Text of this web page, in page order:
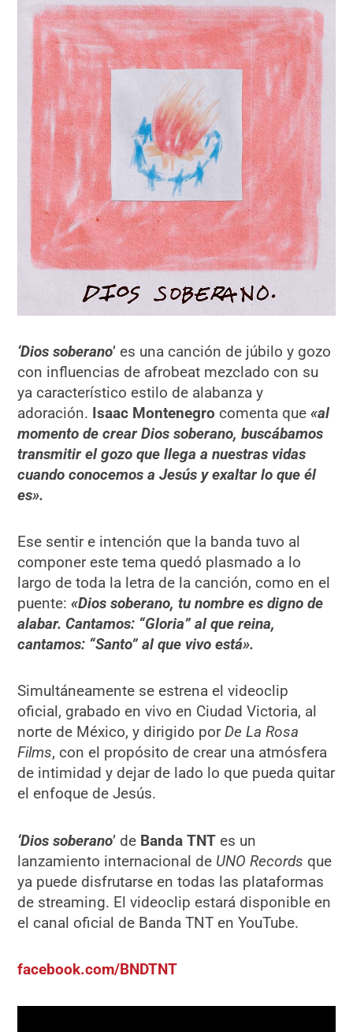
‘Dios soberano’ es una canción de júbilo y gozo
con influencias de afrobeat mezclado con su
ya característico estilo de alabanza y
adoración. Isaac Montenegro comenta que«al
momento de crear Dios soberano, buscábamos
transmitir el gozo que llega a nuestras vidas
cuando conocemos a Jesús y exaltar lo que él
es».
Ese sentir e intención que la banda tuvo al
componer este tema quedó plasmado a lo
largo de toda la letra de la canción, como en el
puente:«Dios soberano, tu nombre es digno de
alabar. Cantamos: “Gloria” al que reina,
cantamos: “Santo” al que vivo está».
Simultáneamente se estrena el videoclip
oficial, grabado en vivo en Ciudad Victoria, al
norte de México, y dirigido porDe La Rosa
Films, con el propósito de crear una atmósfera
de intimidad y dejar de lado lo que pueda quitar
el enfoque de Jesús.
‘Dios soberano’ de Banda TNT es un
lanzamiento internacional de UNO Records que
ya puede disfrutarse en todas las plataformas
de streaming. El videoclip estará disponible en
el canal oficial de Banda TNT en YouTube.
facebook.com/BNDTNT